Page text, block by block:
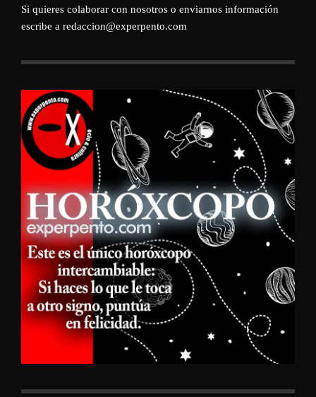
Si quieres colaborar con nosotros o enviarnos información
escribe a redaccion@experpento.com